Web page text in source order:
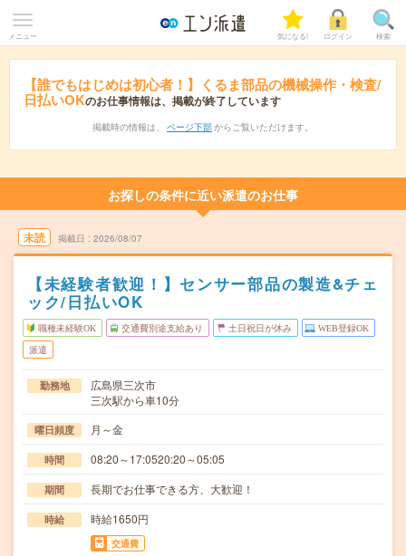
メニュー 気になる! ログイン 検索
【誰でもはじめは初心者！】くるま部品の機械操作・検査/
日払いOKのお仕事情報は、掲載が終了しています
掲載時の情報は、 ページ下部 からご覧いただけます。
お探しの条件に近い派遣のお仕事
未読 掲載日 2026/08/07
【未経験者歓迎！】センサー部品の製造&チェ
ック/日払いOK
職種未経験OK 交通費別途支給あり 土日祝日が休み WEB登録OK
派遣
勤務地
広島県三次市
三次駅から車10分
曜日頻度 月～金
時間 08:20～17:0520:20～05:05
期間 長期でお仕事できる方、大歓迎！
時給 時給1650円
交通費